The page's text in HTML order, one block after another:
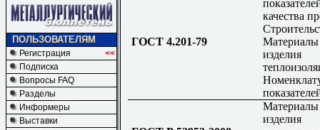
ПОЛЬЗОВАТЕЛЯМ
Регистрация
<<
Подписка
Вопросы FAQ
Разделы
Информеры
Выставки
ГОСТ 4.201-79
качества
изделия
изделия